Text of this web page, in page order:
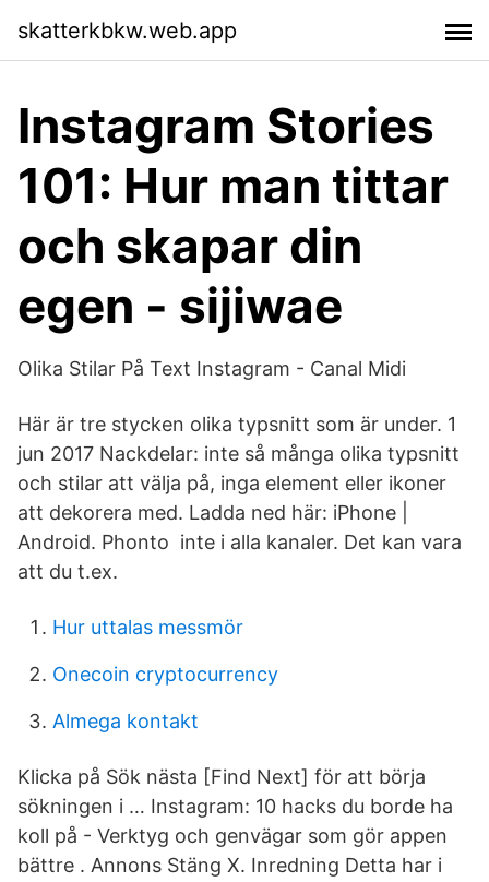
skatterkbkw.web.app
Instagram Stories
101: Hur man tittar
och skapar din
egen - sijiwae
Olika Stilar På Text Instagram - Canal Midi
Här är tre stycken olika typsnitt som är under. 1
jun 2017 Nackdelar: inte så många olika typsnitt
och stilar att välja på, inga element eller ikoner
att dekorera med. Ladda ned här: iPhone |
Android. Phonto inte i alla kanaler. Det kan vara
att du t.ex.
Hur uttalas messmör
Onecoin cryptocurrency
Almega kontakt
Klicka på Sök nästa [Find Next] för att börja
sökningen i … Instagram: 10 hacks du borde ha
koll på - Verktyg och genvägar som gör appen
bättre . Annons Stäng X. Inredning Detta har i